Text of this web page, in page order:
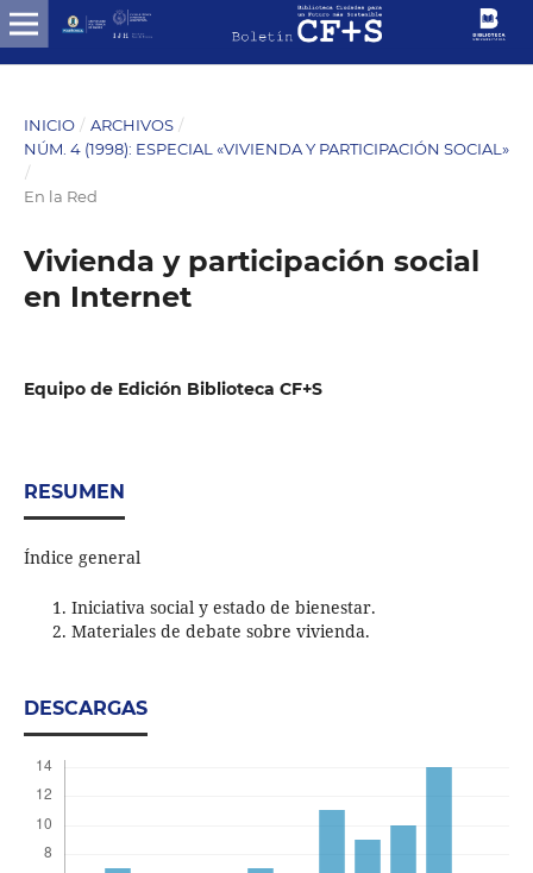
INICIO / ARCHIVOS /
NÚM. 4 (1998): ESPECIAL «VIVIENDA Y PARTICIPACIÓN SOCIAL»
/
En la Red
Vivienda y participación social
en Internet
Equipo de Edición Biblioteca CF+S
RESUMEN
Índice general
Iniciativa social y estado de bienestar.
Materiales de debate sobre vivienda.
DESCARGAS